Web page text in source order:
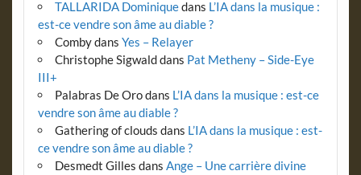
TALLARIDA Dominiquedans L’IA dans la musique :
est-ce vendre son âme au diable ?
Combydans Yes – Relayer
Christophe Sigwalddans Pat Metheny – Side-Eye
III+
Palabras De Orodans L’IA dans la musique : est-ce
vendre son âme au diable ?
Gathering of clouds dans L’IA dans la musique : est-
ce vendre son âme au diable ?
Desmedt Gilles dans Ange – Une carrière divine